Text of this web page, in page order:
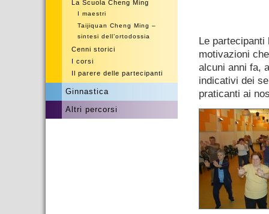
La Scuola Cheng Ming
I maestri
Taijiquan Cheng Ming –
sintesi dell’ortodossia
Cenni storici
I corsi
Il parere delle partecipanti
Ginnastica
Altri percorsi
Le
motivazioni
alcuni anni fa,
indicativi dei
praticanti ai